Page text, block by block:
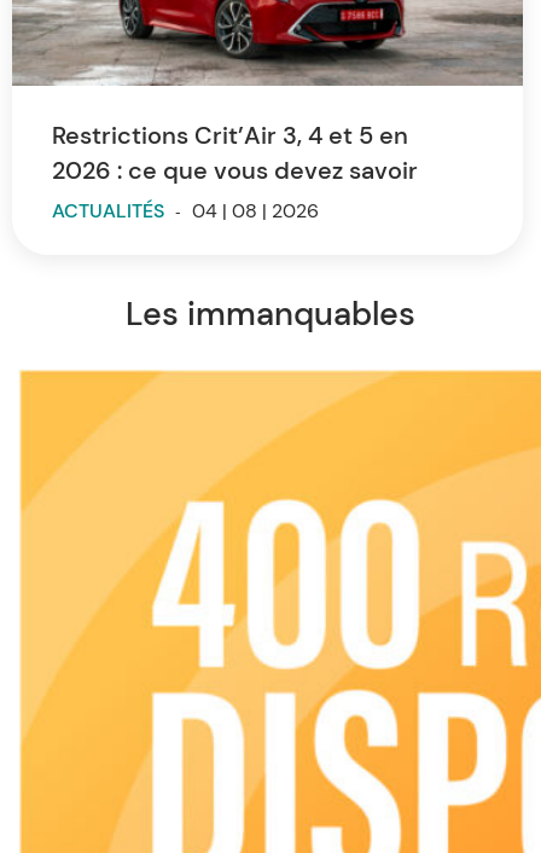
Restrictions Crit’Air 3, 4 et 5 en
2026 : ce que vous devez savoir
ACTUALITÉS - 04 | 08 | 2026
Les immanquables